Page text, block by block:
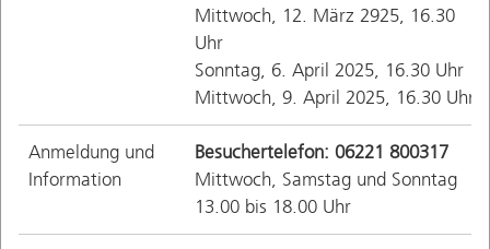
Mittwoch, 12. März 2925, 16.30
Uhr
Sonntag, 6. April 2025, 16.30 Uhr
Mittwoch, 9. April 2025, 16.30 Uhr
Anmeldung und
Information
Besuchertelefon: 06221 800317
Mittwoch, Samstag und Sonntag
13.00 bis 18.00 Uhr